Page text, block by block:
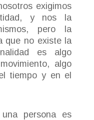
exigimos
y nos la
pero la
que no existe la
es algo
algo
tiempo y en el
persona es